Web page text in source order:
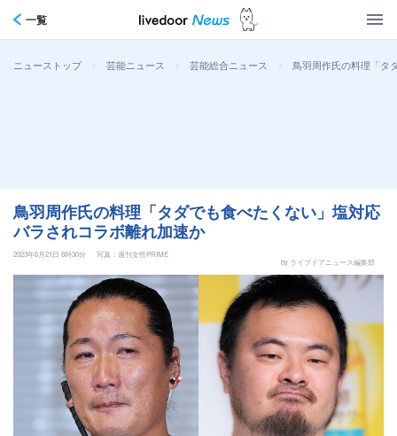
一覧
ニューストップ > 芸能ニュース > 芸能総合ニュース > 鳥羽周作氏の料理「タ
鳥羽周作氏の料理「タダでも食べたくない」塩対応
バラされコラボ離れ加速か
2023年6月21日 6時30分
写真：週刊女性PRIME
by ライブドアニュース編集部